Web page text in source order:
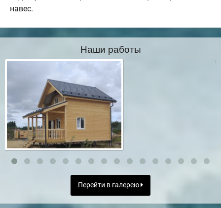
навес.
Наши работы
Перейти в галерею